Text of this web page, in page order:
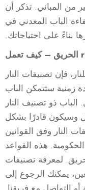
من المباني. تذكر أن
الباب المعدني في
بناءً على احتياجاتك.
فإن تصنيفات النار
زمنية ستتمكن الباب
ذو تصنيف النار
وسيكون قادرًا بشكل
النار وفق القوانين
هذه القواعد
لمعرفة تصنيفات
يمكنك الرجوع إلى